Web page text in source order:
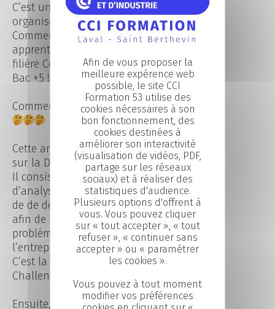
C’est un concours national
organisé par les Dirigeants
Commerciaux de France pour des
apprentis ou étudiants dans la
filière Commerce de niveau Bac +2 à
Bac +5 !
Comment se déroule le challenge ?
Cette année, le cas partenaire est
sur la DS Automobiles.
Il consiste en un travail en binôme
d’analyse et d’élaboration d’un plan
de de développement commercial
afin de répondre à une
problématique réelle identifiée par
l’entreprise partenaire.
C’est la principale étape du DCF
Challenge !
Ensuite, l’un de nos 2 binômes sera
Afin de vous proposer la
meilleure expérence web
possible, le site CCI
Formation 53 utilise des
cookies nécessaires à son
bon fonctionnement, des
cookies destinées à
améliorer son interactivité
(visualisation de vidéos, PDF,
partage sur les réseaux
sociaux) et à réaliser des
statistiques d'audience.
Plusieurs options d'offrent à
vous. Vous pouvez cliquer
sur « tout accepter », « tout
refuser », « continuer sans
accepter » ou « paramétrer
les cookies ».
Vous pouvez à tout moment
modifier vos préférences